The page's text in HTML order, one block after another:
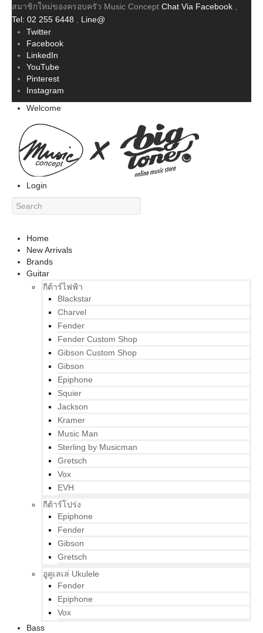
สมาชิกใหม่ของครอบครัว Music Concept Chat Via Facebook
Tel: 02 255 6448
Line@
Twitter
Facebook
LinkedIn
YouTube
Pinterest
Instagram
Welcome
Login
Home
New Arrivals
Brands
Guitar
กีต้าร์ไฟฟ้า
Blackstar
Charvel
Fender
Fender Custom Shop
Gibson Custom Shop
Gibson
Epiphone
Squier
Jackson
Kramer
Music Man
Sterling by Musicman
Gretsch
Vox
EVH
กีต้าร์โปร่ง
Epiphone
Fender
Gibson
Gretsch
อูคูเลเล่ Ukulele
Fender
Epiphone
Vox
Bass